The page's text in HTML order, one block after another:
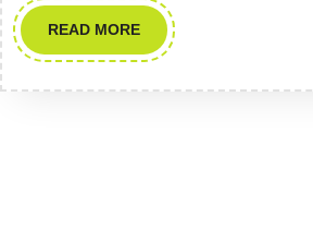
READ MOREREAD
MORE